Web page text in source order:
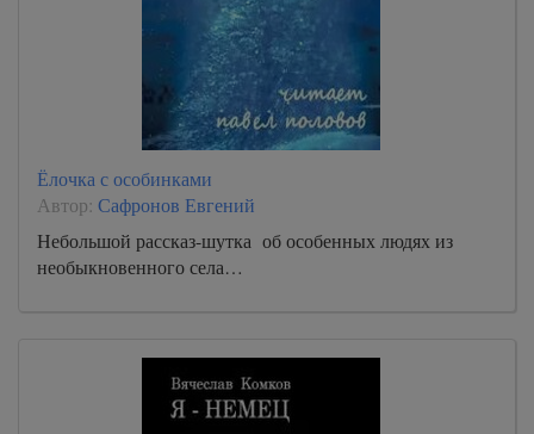
Ёлочка с особинками
Автор: Сафронов Евгений
Небольшой рассказ-шутка об особенных людях из
необыкновенного села…